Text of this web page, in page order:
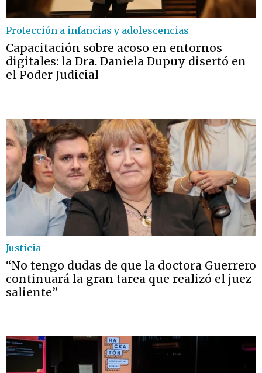
Protección a infancias y adolescencias
Capacitación sobre acoso en entornos
digitales: la Dra. Daniela Dupuy disertó en
el Poder Judicial
Justicia
“No tengo dudas de que la doctora Guerrero
continuará la gran tarea que realizó el juez
saliente”